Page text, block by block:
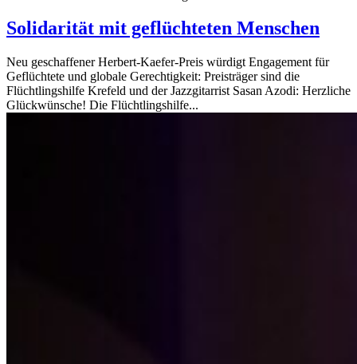
Solidarität mit geflüchteten Menschen
Neu geschaffener Herbert-Kaefer-Preis würdigt Engagement für
Geflüchtete und globale Gerechtigkeit: Preisträger sind die
Flüchtlingshilfe Krefeld und der Jazzgitarrist Sasan Azodi: Herzliche
Glückwünsche! Die Flüchtlingshilfe...